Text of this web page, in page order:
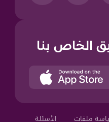
الخاص بنا
ملفات الأسئلة